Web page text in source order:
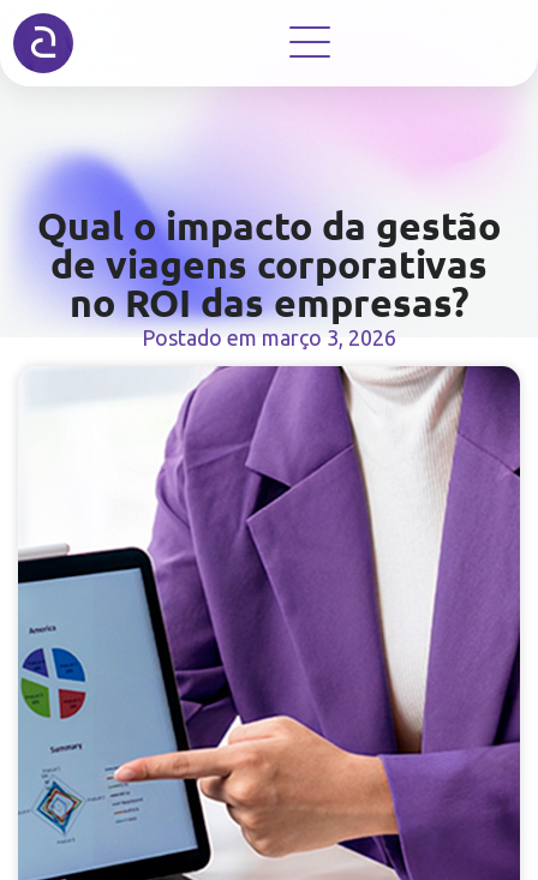
Qual o impacto da gestão
de viagens corporativas
no ROI das empresas?
Postado em março 3, 2026